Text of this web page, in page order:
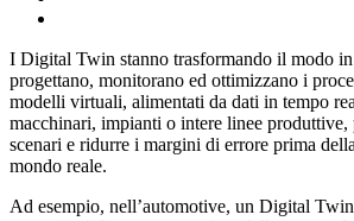
I Digital Twin stanno trasformando il modo
progettano, monitorano ed ottimizzano i
modelli virtuali, alimentati da dati in tempo
macchinari, impianti o intere linee produttive,
scenari e ridurre i margini di errore prima
mondo reale.
Ad esempio, nell’automotive, un Digital